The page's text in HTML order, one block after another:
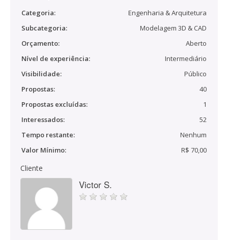
Categoria:
Engenharia & Arquitetura
Subcategoria:
Modelagem 3D & CAD
Orçamento:
Aberto
Nível de experiência:
Intermediário
Visibilidade:
Público
Propostas:
40
Propostas excluídas:
1
Interessados:
52
Tempo restante:
Nenhum
Valor Mínimo:
R$ 70,00
Cliente
Victor S.